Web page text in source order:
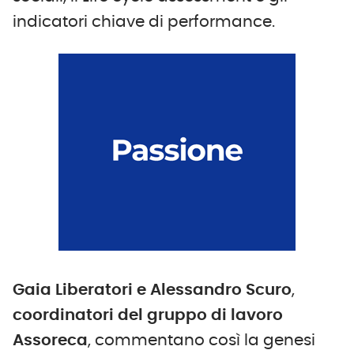
indicatori chiave di performance.
Gaia Liberatori e Alessandro Scuro,
coordinatori del gruppo di lavoro
Assoreca, commentano così la genesi